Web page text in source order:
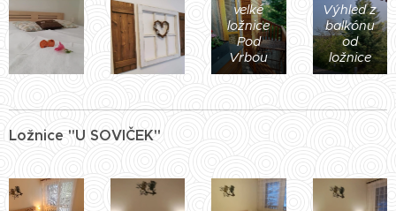
velké
ložnice
Pod
Vrbou
Výhled z
balkónu
od
ložnice
Ložnice "U SOVIČEK"